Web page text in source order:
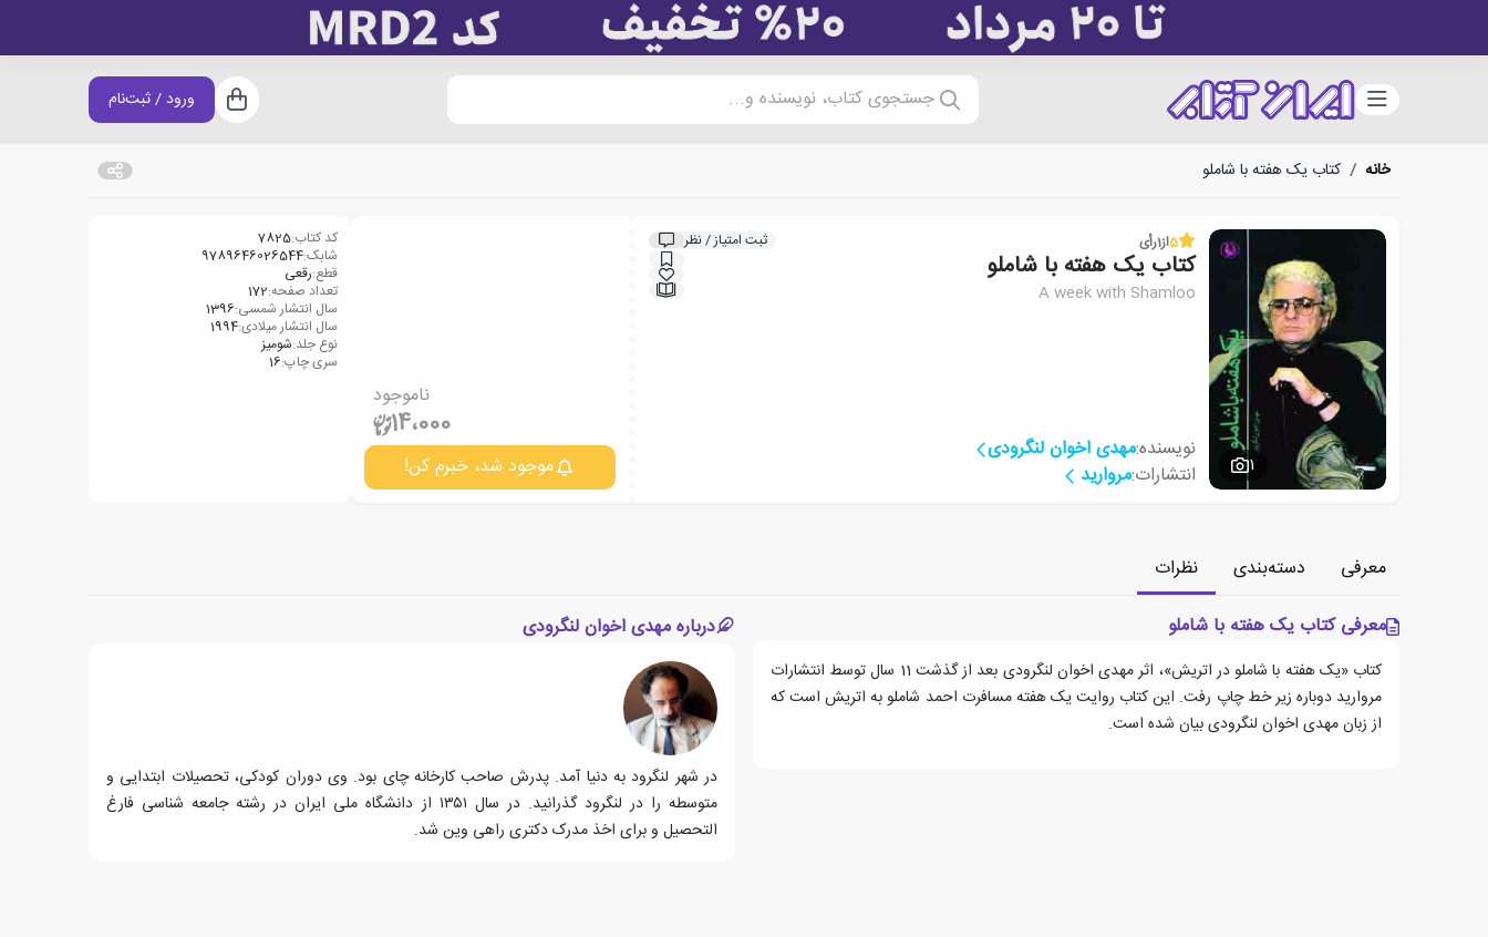
دسته‌بندی جستجوی کتاب، نویسنده و... سبد خرید
ورود / ثبت‌نام
خانه / کتاب یک هفته با شاملو
1
5از1رأی ثبت امتیاز / نظر
کتاب یک هفته با شاملو
A week with Shamloo
نویسنده:مهدی اخوان لنگرودی
انتشارات:مروارید
ناموجود
14،000
موجود شد، خبرم کن!
کد کتاب:7825
شابک:9789646026544
قطع:رقعی
تعداد صفحه:172
سال انتشار شمسی:1396
سال انتشار میلادی:1994
نوع جلد:شومیز
سری چاپ:16
معرفی دسته‌بندی
نظرات
معرفی کتاب یک هفته با شاملو
کتاب «یک هفته با شاملو در اتریش»، اثر مهدی اخوان لنگرودی بعد از گذشت 11 سال توسط انتشارات
مروارید دوباره زیر خط چاپ رفت. این کتاب روایت یک هفته مسافرت احمد شاملو به اتریش است که
از زبان مهدی اخوان لنگرودی بیان شده است.
درباره مهدی اخوان لنگرودی
در شهر لنگرود به دنیا آمد. پدرش صاحب کارخانه چای بود. وی دوران کودکی، تحصیلات ابتدایی و
متوسطه را در لنگرود گذرانید. در سال ۱۳۵۱ از دانشگاه ملی ایران در رشته جامعه شناسی فارغ
التحصیل و برای اخذ مدرک دکتری راهی وین شد.